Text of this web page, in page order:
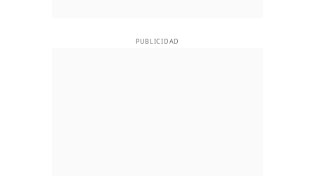
PUBLICIDAD